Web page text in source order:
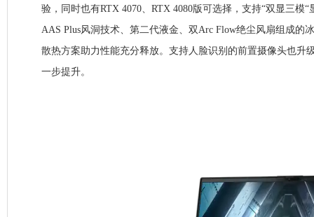
验，同时也有RTX 4070、RTX 4080版可选择，支持“双显三模
AAS Plus风洞技术、第二代液金、双Arc Flow绝尘风扇组成的
散热方案助力性能充分释放。支持人脸识别的前置摄像头也升
一步提升。